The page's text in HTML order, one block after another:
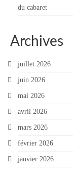
du cabaret
Archives
juillet 2026
juin 2026
mai 2026
avril 2026
mars 2026
février 2026
janvier 2026